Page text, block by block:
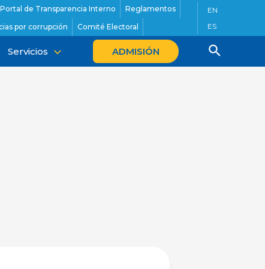
Portal de Transparencia Interno
Reglamentos
por corrupción Comité Electoral
EN
ES
Servicios ADMISIÓN